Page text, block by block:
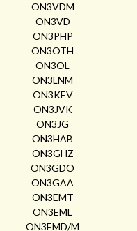
ON3VDM
ON3VD
ON3PHP
ON3OTH
ON3OL
ON3LNM
ON3KEV
ON3JVK
ON3JG
ON3HAB
ON3GHZ
ON3GDO
ON3GAA
ON3EMT
ON3EML
ON3EMD/M